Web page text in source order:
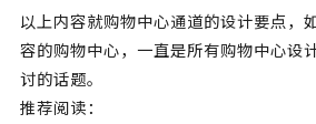
以上内容就购物中心通道的设计要点，
容的购物中心，一直是所有购物中心设
讨的话题。
推荐阅读：